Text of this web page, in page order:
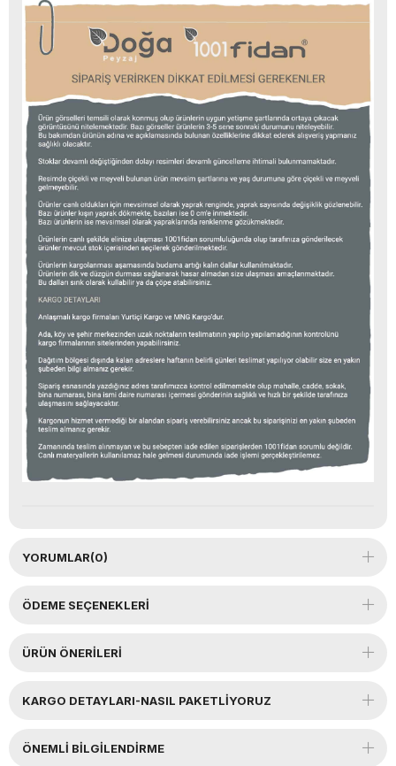
YORUMLAR(0)
ÖDEME SEÇENEKLERI
ÜRÜN ÖNERILERI
KARGO DETAYLARI-NASIL PAKETLİYORUZ
ÖNEMLI BILGILENDIRME